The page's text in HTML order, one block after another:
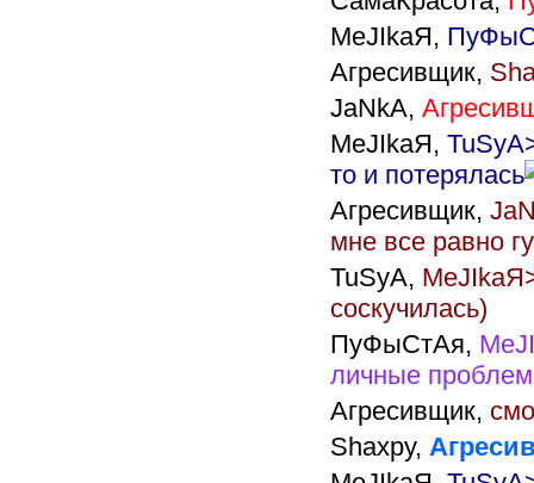
MeJIkaЯ,
Агресивщик,
JaNkA,
MeJIkaЯ,
то и потерялась
Агресивщик,
мне все равно
TuSyA,
соскучилась)
ПуФыСтАя,
личные
Агресивщик,
Shaxpy,